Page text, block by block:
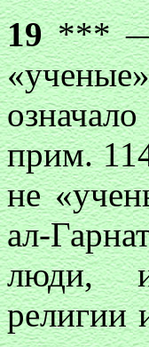
19*** —
прим.
не
ал-
люди,
религии